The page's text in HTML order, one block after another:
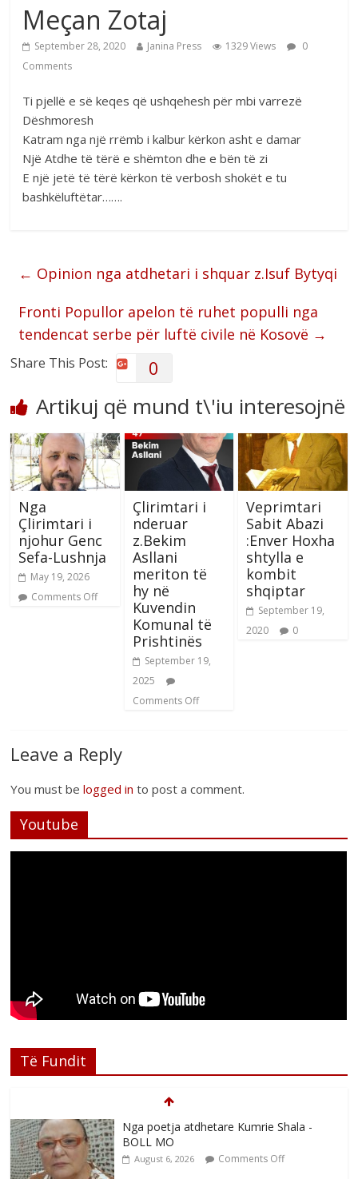
Meçan Zotaj
September 28, 2020 Janina Press 1329 Views
0
Comments
Ti pjellë e së keqes që ushqehesh për mbi varrezë
Dëshmoresh
Katram nga një rrëmb i kalbur kërkon asht e damar
Një Atdhe të tërë e shëmton dhe e bën të zi
E një jetë të tërë kërkon të verbosh shokët e tu
bashkëluftëtar…….
← Opinion nga atdhetari i shquar z.Isuf Bytyqi
Fronti Popullor apelon të ruhet populli nga
tendencat serbe për luftë civile në Kosovë →
Share This Post: 0
Artikuj që mund t\'iu interesojnë
Nga
Çlirimtari i
njohur Genc
Sefa-Lushnja
May 19, 2026
Comments Off
Çlirimtari i
nderuar
z.Bekim
Asllani
meriton të
hy në
Kuvendin
Komunal të
Prishtinës
September 19,
2025
Comments Off
Veprimtari
Sabit Abazi
:Enver Hoxha
shtylla e
kombit
shqiptar
September 19,
2020
0
Leave a Reply
You must belogged in to post a comment.
Youtube
Të Fundit
Nga poetja atdhetare Kumrie Shala -
BOLL MO
August 6, 2026 Comments Off